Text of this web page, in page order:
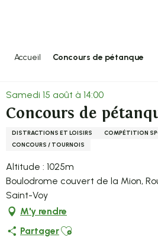
Accueil Concours de pétanque
Samedi 15 août à 14:00
Concours de
DISTRACTIONS ET LOISIRS
COMPÉTITION
CONCOURS / TOURNOIS
Altitude : 1025m
Boulodrome couvert de la Mion,
Saint-Voy
M'y rendre
PartagerAjouter aux favoris